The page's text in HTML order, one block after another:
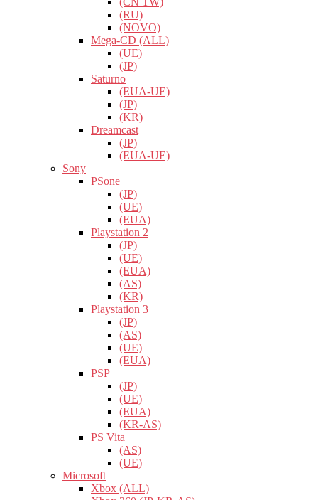
(RU)
(NOVO)
Mega-CD (ALL)
(UE)
(JP)
Saturno
(EUA-UE)
(JP)
(KR)
Dreamcast
(JP)
(EUA-UE)
Sony
PSone
(JP)
(UE)
(EUA)
Playstation 2
(JP)
(UE)
(EUA)
(AS)
(KR)
Playstation 3
(JP)
(AS)
(UE)
(EUA)
PSP
(JP)
(UE)
(EUA)
(KR-AS)
PS Vita
(AS)
(UE)
Microsoft
Xbox (ALL)